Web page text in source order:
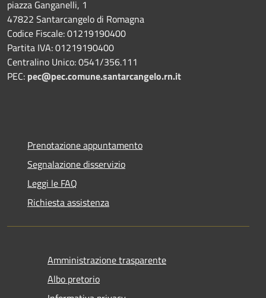
piazza Ganganelli, 1
47822 Santarcangelo di Romagna
Codice Fiscale: 01219190400
Partita IVA: 01219190400
Centralino Unico: 0541/356.111
PEC: pec@pec.comune.santarcangelo.rn.it
Prenotazione appuntamento
Segnalazione disservizio
Leggi le FAQ
Richiesta assistenza
Amministrazione trasparente
Albo pretorio